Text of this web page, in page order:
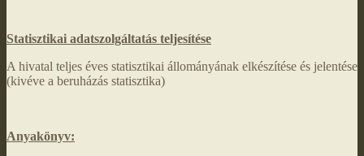
Statisztikai adatszolgáltatás teljesítése
A hivatal teljes éves statisztikai állományának elkészítése és jelentése
(kivéve a beruházás statisztika)
Anyakönyv: